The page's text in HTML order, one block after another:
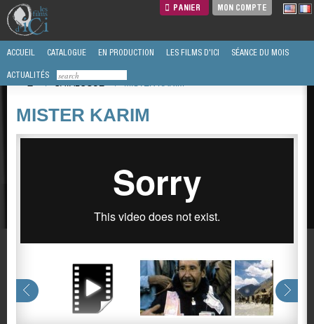
PANIER MON COMPTE
ACCUEIL CATALOGUE EN PRODUCTION LES FILMS D'ICI SÉANCE DU MOIS
ACTUALITÉS
/
CATALOGUE / MISTER KARIM
MISTER KARIM